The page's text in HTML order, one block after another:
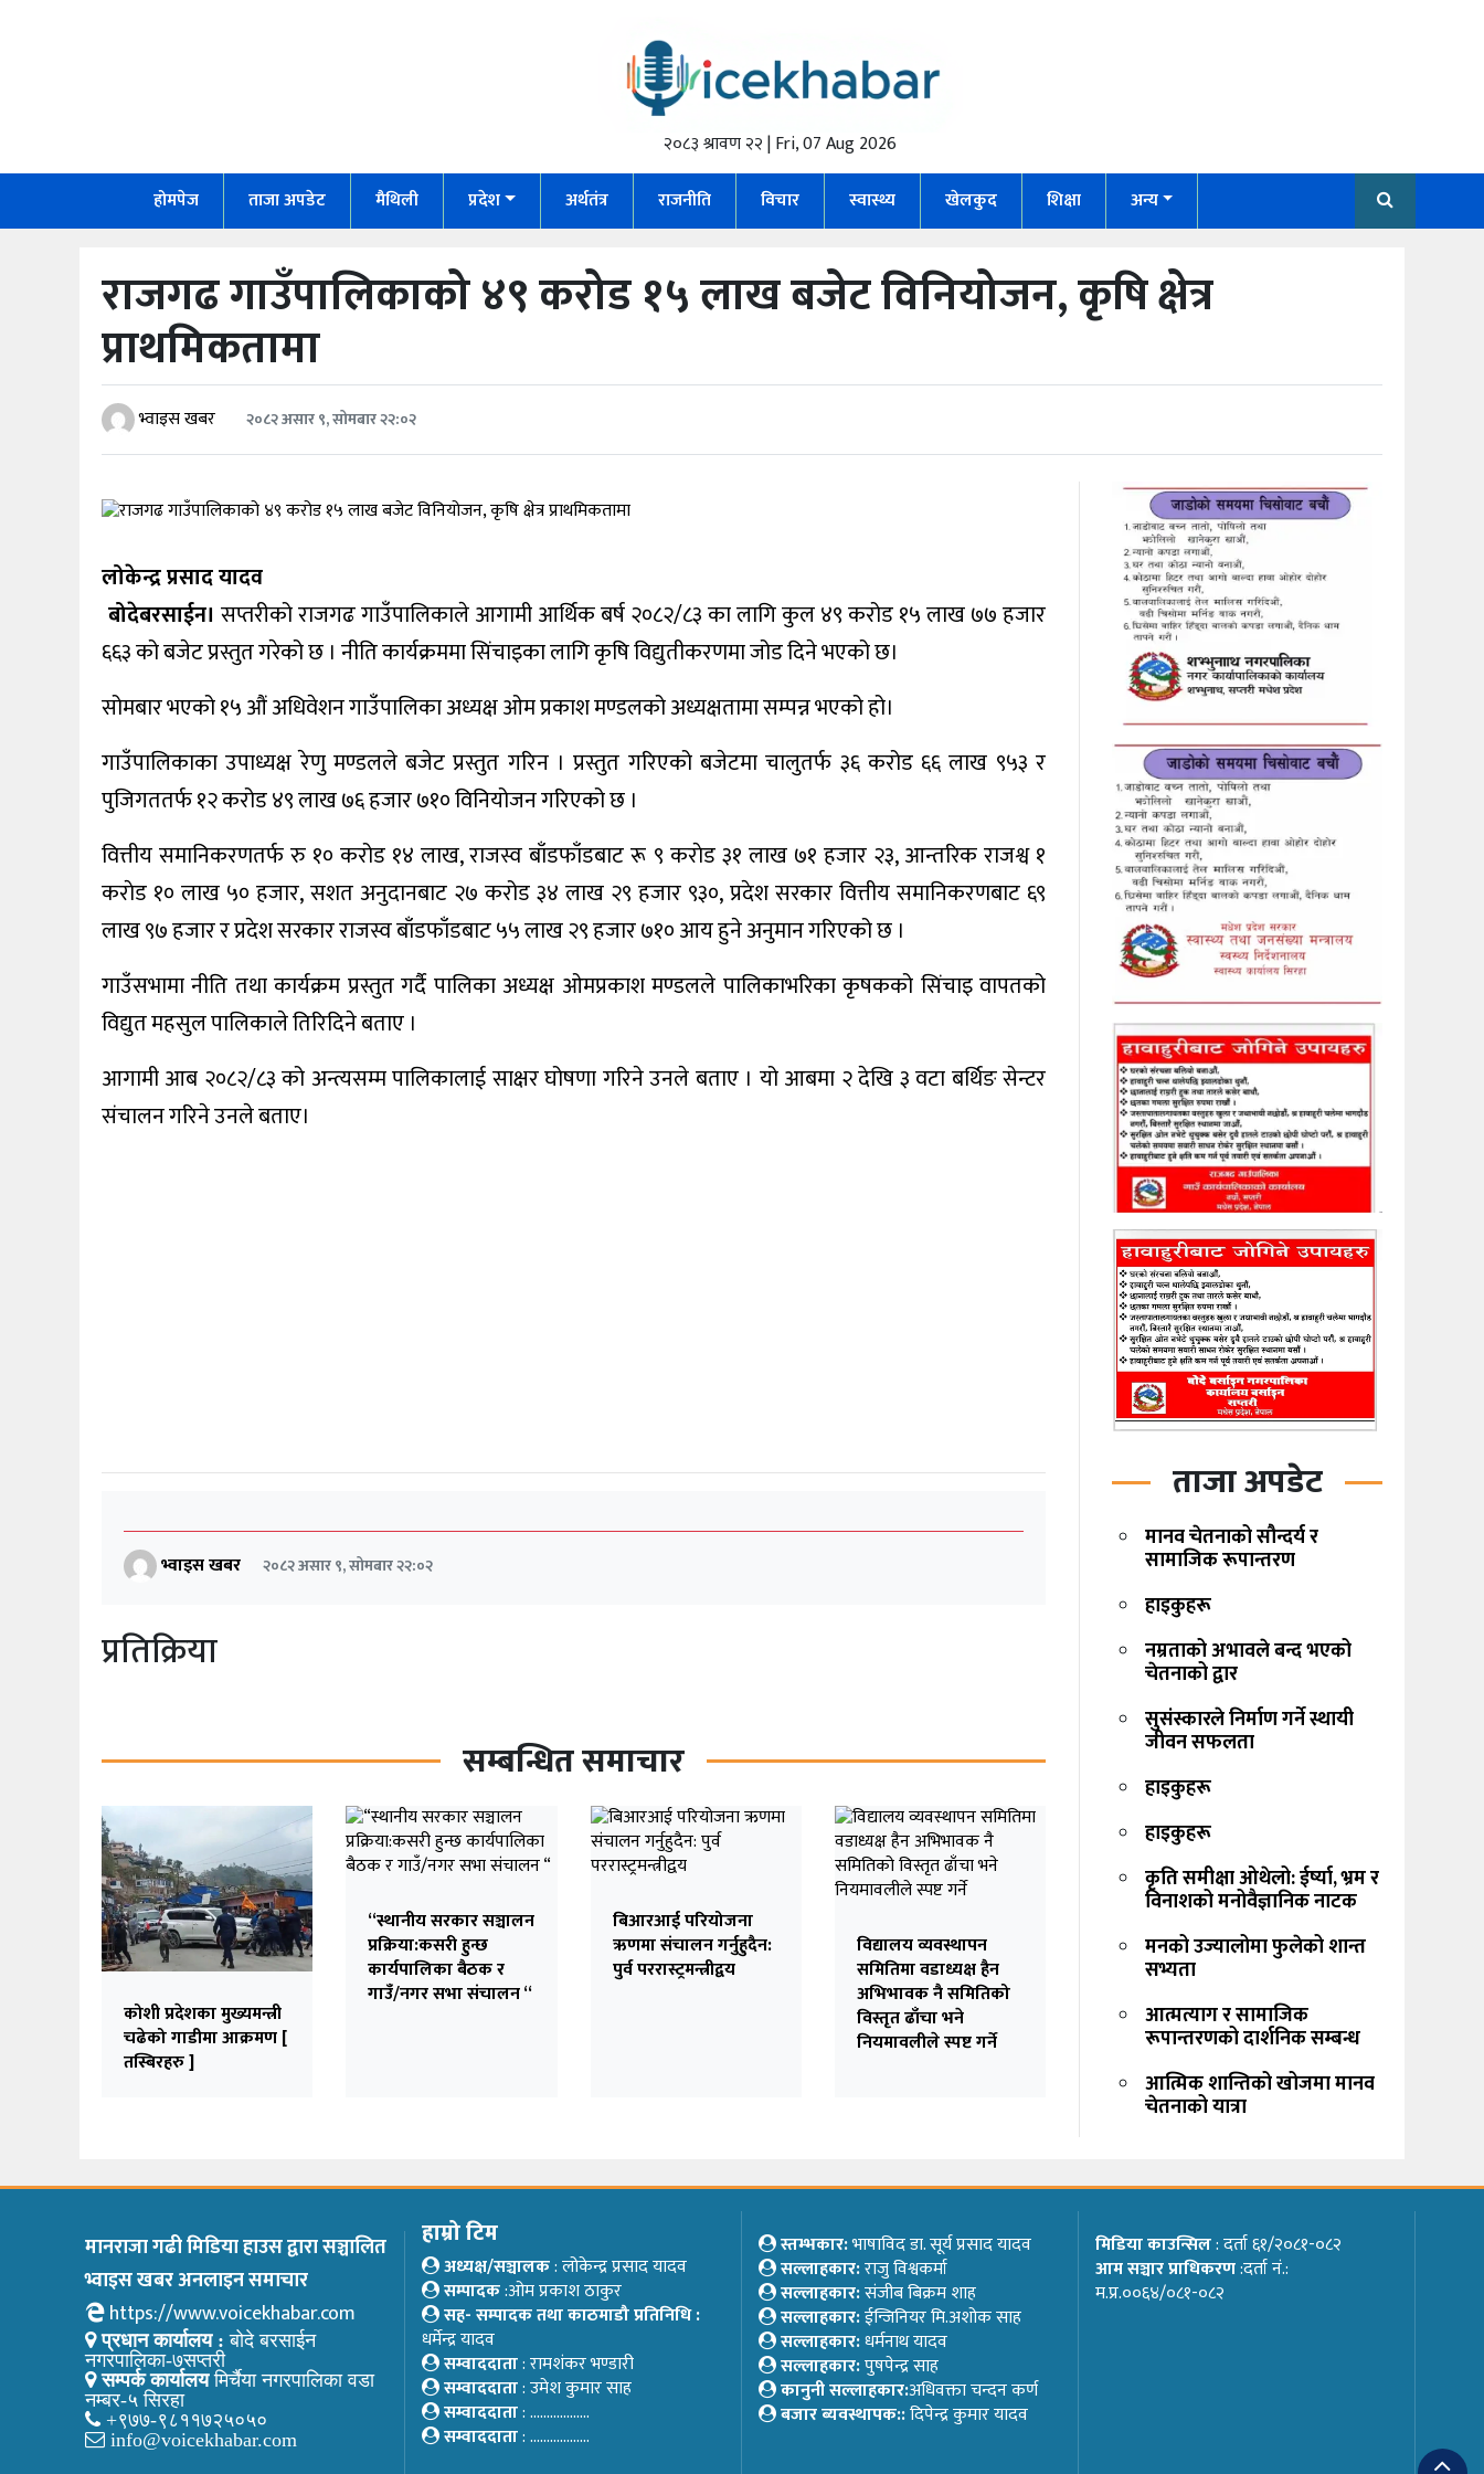
२०८३ श्रावण २२ | Fri, 07 Aug 2026
होमपेज
ताजा अपडेट मैथिली प्रदेश अर्थतंत्र राजनीति विचार स्वास्थ्य खेलकुद शिक्षा अन्य
राजगढ गाउँपालिकाको ४९ करोड १५ लाख बजेट विनियोजन, कृषि क्षेत्र
प्राथमिकतामा
भ्वाइस खबर २०८२ असार ९, सोमबार २२:०२
लोकेन्द्र प्रसाद यादव
बोदेबरसाईन। सप्तरीको राजगढ गाउँपालिकाले आगामी आर्थिक बर्ष २०८२/८३ का लागि कुल ४९ करोड १५ लाख ७७ हजार
६६३ को बजेट प्रस्तुत गरेको छ । नीति कार्यक्रममा सिंचाइका लागि कृषि विद्युतीकरणमा जोड दिने भएको छ।
सोमबार भएको १५ औं अधिवेशन गाउँपालिका अध्यक्ष ओम प्रकाश मण्डलको अध्यक्षतामा सम्पन्न भएको हो।
गाउँपालिकाका उपाध्यक्ष रेणु मण्डलले बजेट प्रस्तुत गरिन । प्रस्तुत गरिएको बजेटमा चालुतर्फ ३६ करोड ६६ लाख ९५३ र
पुजिगततर्फ १२ करोड ४९ लाख ७६ हजार ७१० विनियोजन गरिएको छ ।
वित्तीय समानिकरणतर्फ रु १० करोड १४ लाख, राजस्व बाँडफाँडबाट रू ९ कराेड ३१ लाख ७१ हजार २३, आन्तरिक राजश्व १
कराेड १० लाख ५० हजार, सशत अनुदानबाट २७ करोड ३४ लाख २९ हजार ९३०, प्रदेश सरकार वित्तीय समानिकरणबाट ६९
लाख ९७ हजार र प्रदेश सरकार राजस्व बाँडफाँडबाट ५५ लाख २९ हजार ७१० आय हुने अनुमान गरिएको छ ।
गाउँसभामा नीति तथा कार्यक्रम प्रस्तुत गर्दै पालिका अध्यक्ष ओमप्रकाश मण्डलले पालिकाभरिका कृषकको सिंचाइ वापतको
विद्युत महसुल पालिकाले तिरिदिने बताए ।
आगामी आब २०८२/८३ को अन्त्यसम्म पालिकालाई साक्षर घोषणा गरिने उनले बताए । यो आबमा २ देखि ३ वटा बर्थिङ सेन्टर
संचालन गरिने उनले बताए।
भ्वाइस खबर २०८२ असार ९, सोमबार २२:०२
प्रतिक्रिया
सम्बन्धित समाचार
कोशी प्रदेशका मुख्यमन्त्री
चढेको गाडीमा आक्रमण [
तस्बिरहरु ]
“स्थानीय सरकार सञ्चालन
प्रक्रिया:कसरी हुन्छ
कार्यपालिका बैठक र
गाउँ/नगर सभा संचालन “
बिआरआई परियोजना
ऋणमा संचालन गर्नुहुदैन:
पुर्व पररास्ट्रमन्त्रीद्वय
विद्यालय व्यवस्थापन
समितिमा वडाध्यक्ष हैन
अभिभावक नै समितिको
विस्तृत ढाँचा भने
नियमावलीले स्पष्ट गर्ने
ताजा अपडेट
मानव चेतनाको सौन्दर्य र
सामाजिक रूपान्तरण
हाइकुहरू
नम्रताको अभावले बन्द भएको
चेतनाको द्वार
सुसंस्कारले निर्माण गर्ने स्थायी
जीवन सफलता
हाइकुहरू
हाइकुहरू
कृति समीक्षा ओथेलो: ईर्ष्या, भ्रम र
विनाशको मनोवैज्ञानिक नाटक
मनको उज्यालोमा फुलेको शान्त
सभ्यता
आत्मत्याग र सामाजिक
रूपान्तरणको दार्शनिक सम्बन्ध
आत्मिक शान्तिको खोजमा मानव
चेतनाको यात्रा
मानराजा गढी मिडिया हाउस द्वारा सञ्चालित
भ्वाइस खबर अनलाइन समाचार
https://www.voicekhabar.com
प्रधान कार्यालय : बोदे बरसाईन
नगरपालिका-७सप्तरी
सम्पर्क कार्यालयमिर्चैया नगरपालिका वडा
नम्बर-५ सिरहा
+९७७-९८११७२५०५०
info@voicekhabar.com
हाम्रो टिम
अध्यक्ष/सञ्चालक: लोकेन्द्र प्रसाद यादव
सम्पादक:ओम प्रकाश ठाकुर
सह- सम्पादक तथा काठमाडौ प्रतिनिधि :
धर्मेन्द्र यादव
सम्वाददाता: रामशंकर भण्डारी
सम्वाददाता: उमेश कुमार साह
सम्वाददाता: ………………
सम्वाददाता: ………………
स्तम्भकार:भाषाविद डा. सूर्य प्रसाद यादव
सल्लाहकार:राजु विश्वकर्मा
सल्लाहकार:संजीब बिक्रम शाह
सल्लाहकार:ईन्जिनियर मि.अशोक साह
सल्लाहकार:धर्मनाथ यादव
सल्लाहकार:पुषपेन्द्र साह
कानुनी सल्लाहकार:अधिवक्ता चन्दन कर्ण
बजार ब्यवस्थापक::दिपेन्द्र कुमार यादव
मिडिया काउन्सिल: दर्ता ६१/२०८१-०८२
आम सञ्चार प्राधिकरण:दर्ता नं.:
म.प्र.००६४/०८१-०८२